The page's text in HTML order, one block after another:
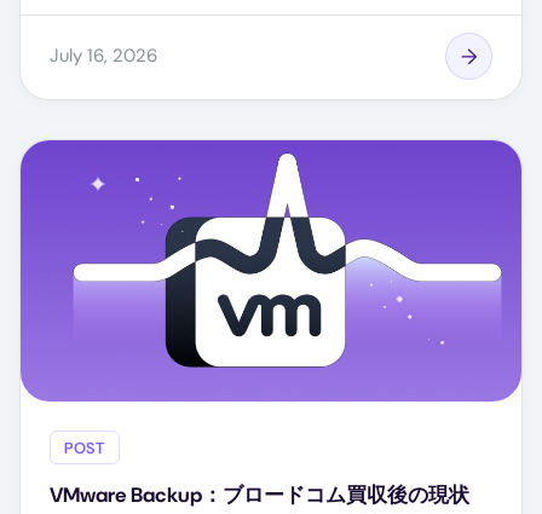
July 16, 2026
POST
VMware Backup：ブロードコム買収後の現状